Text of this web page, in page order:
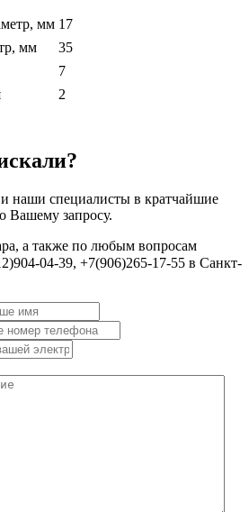
мм 17
мм
35
7
2
наши специалисты в кратчайшие
Вашему запросу.
а также по любым вопросам
04-39, +7(906)265-17-55 в Санкт-